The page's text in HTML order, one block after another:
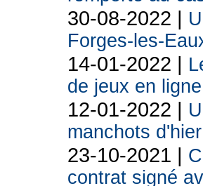
30-08-2022 |
Forges-les-
14-01-2022 |
de jeux en ligne
12-01-2022 |
manchots
23-10-2021 |
contrat signé